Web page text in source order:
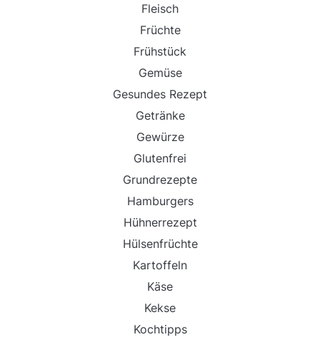
Fleisch
Früchte
Frühstück
Gemüse
Gesundes Rezept
Getränke
Gewürze
Glutenfrei
Grundrezepte
Hamburgers
Hühnerrezept
Hülsenfrüchte
Kartoffeln
Käse
Kekse
Kochtipps